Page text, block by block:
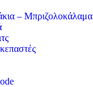
– Μπριζολοκάλαμα